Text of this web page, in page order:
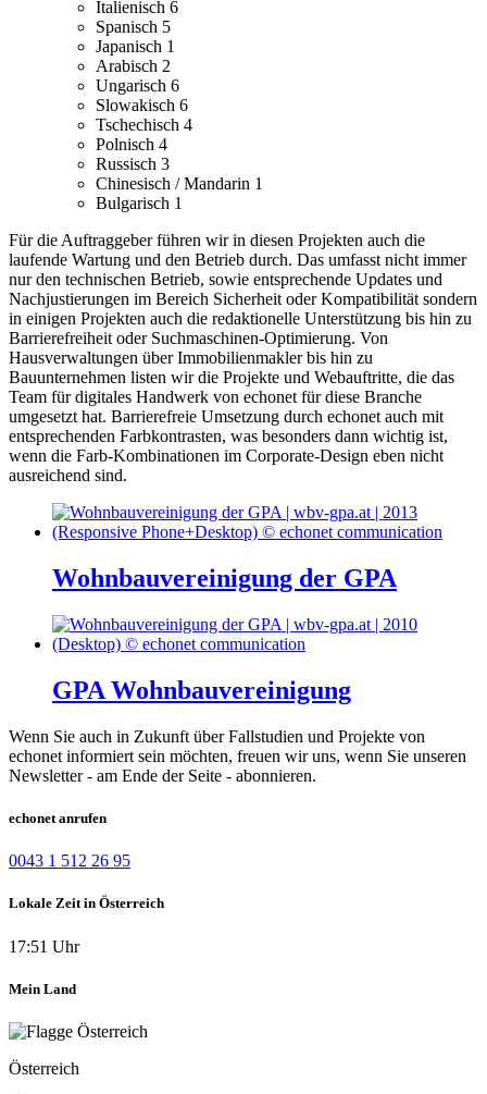
Italienisch 6
Spanisch 5
Japanisch 1
Arabisch 2
Ungarisch 6
Slowakisch 6
Tschechisch 4
Polnisch 4
Russisch 3
Chinesisch / Mandarin 1
Bulgarisch 1
Für die Auftraggeber führen wir in diesen Projekten auch die
laufende Wartung und den Betrieb durch. Das umfasst nicht immer
nur den technischen Betrieb, sowie entsprechende Updates und
Nachjustierungen im Bereich Sicherheit oder Kompatibilität sondern
in einigen Projekten auch die redaktionelle Unterstützung bis hin zu
Barrierefreiheit oder Suchmaschinen-Optimierung. Von
Hausverwaltungen über Immobilienmakler bis hin zu
Bauunternehmen listen wir die Projekte und Webauftritte, die das
Team für digitales Handwerk von echonet für diese Branche
umgesetzt hat. Barrierefreie Umsetzung durch echonet auch mit
entsprechenden Farbkontrasten, was besonders dann wichtig ist,
wenn die Farb-Kombinationen im Corporate-Design eben nicht
ausreichend sind.
Wohnbauvereinigung der GPA
GPA Wohnbauvereinigung
Wenn Sie auch in Zukunft über Fallstudien und Projekte von
echonet informiert sein möchten, freuen wir uns, wenn Sie unseren
Newsletter - am Ende der Seite - abonnieren.
echonet anrufen
0043 1 512 26 95
Lokale Zeit in Österreich
17:51 Uhr
Mein Land
Österreich